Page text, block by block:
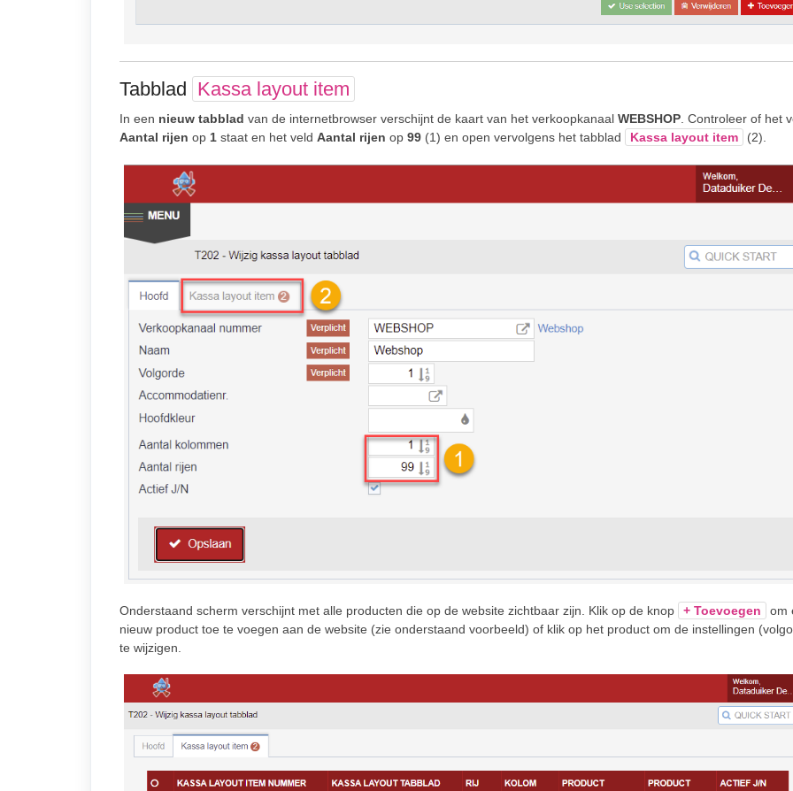
Tabblad Kassa layout item
In een nieuw tabblad van de internetbrowser verschijnt de kaart van het verkoopkanaal WEBSHOP. Controleer of het
Aantal rijen op 1 staat en het veld Aantal rijen op 99 (1) en open vervolgens het tabblad Kassa layout item (2).
Onderstaand scherm verschijnt met alle producten die op de website zichtbaar zijn. Klik op de knop + Toevoegen
om
nieuw product toe te voegen aan de website (zie onderstaand voorbeeld) of klik op het product om de instellingen
te wijzigen.